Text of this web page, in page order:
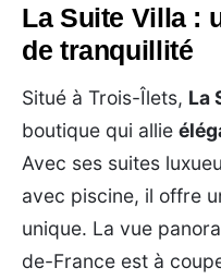
La Suite Villa :
de tranquillité
Situé à Trois-Îlets, La
boutique qui allie
Avec ses suites
avec piscine, il offre
unique. La vue
de-France est à